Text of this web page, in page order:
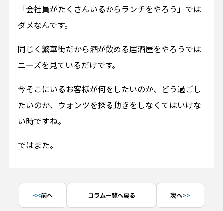
「会社員がたくさんいるからランチをやろう」では
ダメなんです。
同じく繁華街だから酒が飲める居酒屋をやろうでは
ニーズを見ているだけです。
今そこにいるお客様が何をしたいのか、どう過ごし
たいのか、ウォンツを探る動きをしなくてはいけな
い時ですね。
ではまた。
前へ コラム一覧へ戻る 次へ